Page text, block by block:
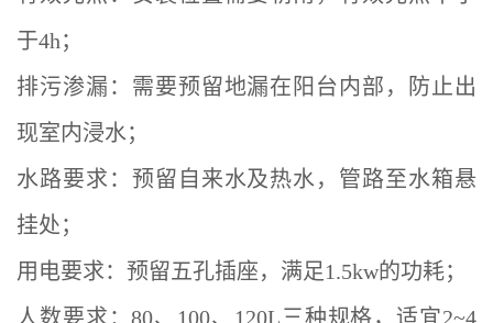
于4h；
排污渗漏：需要预留地漏在阳台内部，防止出
现室内浸水；
水路要求：预留自来水及热水，管路至水箱悬
挂处；
用电要求：预留五孔插座，满足1.5kw的功耗；
人数要求：80、100、120L三种规格，适宜2~4